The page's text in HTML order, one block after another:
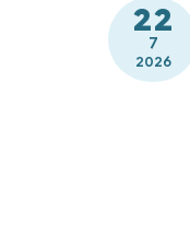
22
7
2026